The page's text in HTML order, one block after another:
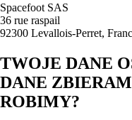
Spacefoot SAS
36 rue raspail
92300 Levallois-Perret,
TWOJE DANE
DANE
ROBIMY?